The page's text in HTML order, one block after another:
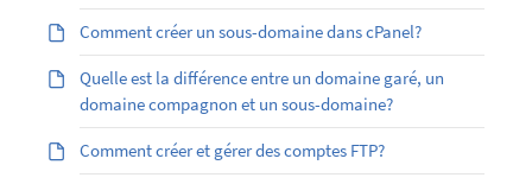
Comment créer un sous-domaine dans cPanel?
Quelle est la différence entre un domaine garé, un
domaine compagnon et un sous-domaine?
Comment créer et gérer des comptes FTP?